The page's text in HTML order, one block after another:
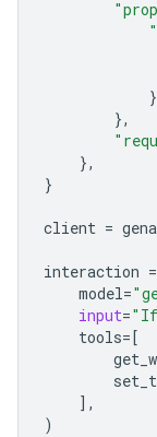
},
},
}
client =
interaction =
model=
input="If
tools= [
],
)